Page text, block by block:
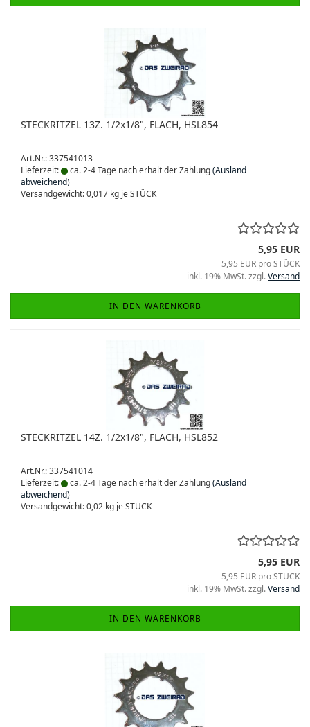
STECKRITZEL 13Z. 1/2x1/8", FLACH, HSL854
Art.Nr.: 337541013
Lieferzeit:
ca. 2-4 Tage nach erhalt der Zahlung(Ausland
abweichend)
Versandgewicht:0,017 kg je STÜCK
5,95 EUR
5,95 EUR pro STÜCK
inkl. 19% MwSt. zzgl.Versand
IN DEN WARENKORB
STECKRITZEL 14Z. 1/2x1/8", FLACH, HSL852
Art.Nr.: 337541014
Lieferzeit:
ca. 2-4 Tage nach erhalt der Zahlung(Ausland
abweichend)
Versandgewicht:0,02 kg je STÜCK
5,95 EUR
5,95 EUR pro STÜCK
inkl. 19% MwSt. zzgl.Versand
IN DEN WARENKORB